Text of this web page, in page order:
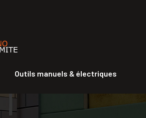
Outils manuels & électriques